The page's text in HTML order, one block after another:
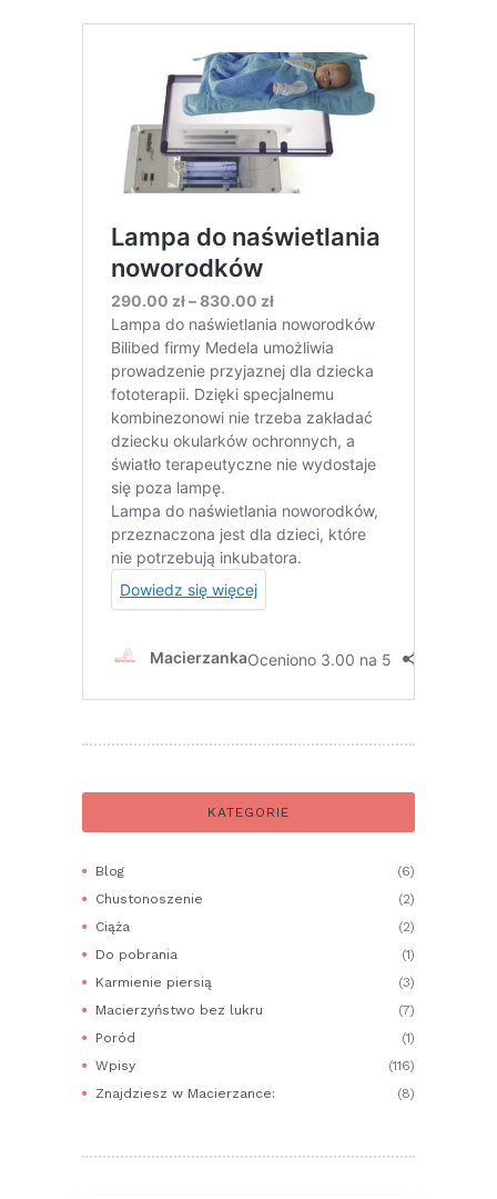
KATEGORIE
Blog
(6)
Chustonoszenie
(2)
Ciąża
(2)
Do pobrania
(1)
Karmienie piersią
(3)
Macierzyństwo bez lukru
(7)
Poród
(1)
Wpisy
(116)
Znajdziesz w Macierzance:
(8)